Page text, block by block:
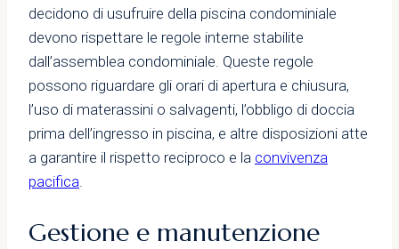
decidono di usufruire della piscina condominiale
devono rispettare le regole interne stabilite
dall’assemblea condominiale. Queste regole
possono riguardare gli orari di apertura e chiusura,
l’uso di materassini o salvagenti, l’obbligo di doccia
prima dell’ingresso in piscina, e altre disposizioni atte
a garantire il rispetto reciproco e la convivenza
pacifica
Gestione e manutenzione